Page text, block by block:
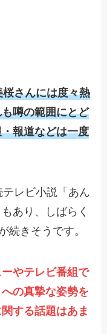
さんには度々熱
噂の範囲にとど
報道などは一度
レビ小説「あん
あり、しばらく
続きそうです。
やテレビ番組で
の真摯な姿勢を
する話題はあま